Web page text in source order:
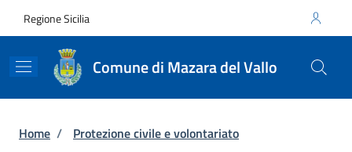
Regione Sicilia
Comune di Mazara del Vallo
Briciole di pane
Home / Protezione civile e volontariato